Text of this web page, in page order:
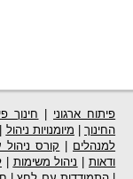
פיתוח ארגוני חינוך
החינוך| מיומנויות ניהול
למנהלים
קורס ניהול
ודאות| ניהול משימות |